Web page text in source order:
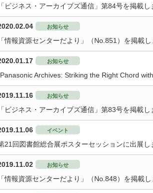
「ビジネス・アーカイブズ通信」第84号を掲載し
お知らせ
「情報資源センターだより」（No.851）を掲載し
お知らせ
Archives: Striking the Right Chord
お知らせ
「ビジネス・アーカイブズ通信」第83号を掲載し
イベント
21回図書館総合展ポスターセッションに出展し
お知らせ
「情報資源センターだより」（No.848）を掲載し